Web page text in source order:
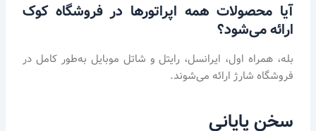
آیا محصولات همه اپراتورها در فروشگاه کوک
ارائه می‌شود؟
بله، همراه اول، ایرانسل، رایتل و شاتل موبایل به‌طور کامل در
فروشگاه شارژ ارائه می‌شوند.
سخن پایانی